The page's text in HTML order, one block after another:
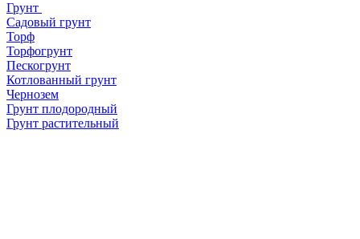
Грунт
Садовый грунт
Торф
Торфогрунт
Пескогрунт
Котлованный грунт
Чернозем
Грунт плодородный
Грунт растительный